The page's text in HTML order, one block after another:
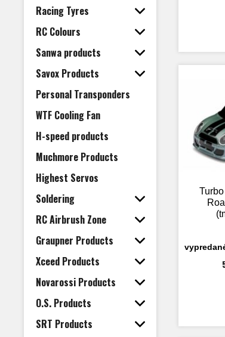
Racing Tyres
RC Colours
Sanwa products
Savox Products
Personal Transponders
WTF Cooling Fan
H-speed products
Muchmore Products
Highest Servos
Soldering
RC Airbrush Zone
Graupner Products
Xceed Products
Novarossi Products
O.S. Products
SRT Products